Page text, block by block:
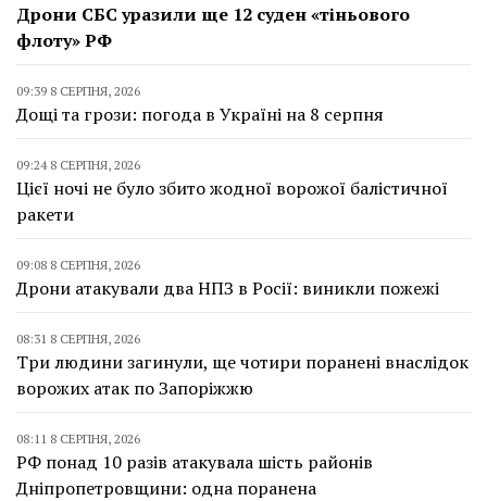
Дрони СБС уразили ще 12 суден «тіньового
флоту» РФ
09:39 8 СЕРПНЯ, 2026
Дощі та грози: погода в Україні на 8 серпня
09:24 8 СЕРПНЯ, 2026
Цієї ночі не було збито жодної ворожої балістичної
ракети
09:08 8 СЕРПНЯ, 2026
Дрони атакували два НПЗ в Росії: виникли пожежі
08:31 8 СЕРПНЯ, 2026
Три людини загинули, ще чотири поранені внаслідок
ворожих атак по Запоріжжю
08:11 8 СЕРПНЯ, 2026
РФ понад 10 разів атакувала шість районів
Дніпропетровщини: одна поранена